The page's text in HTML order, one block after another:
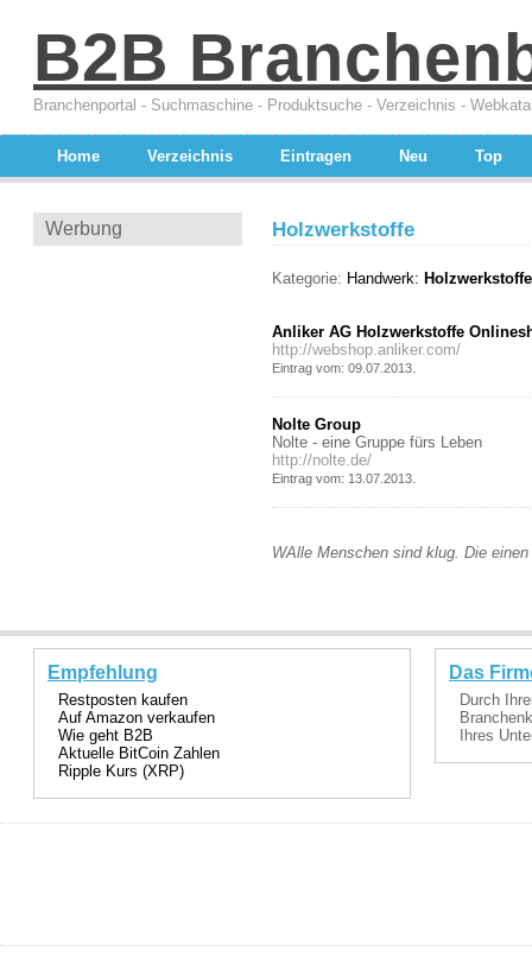
B2B
Branchenportal - Suchmaschine - Produktsuche - Verzeichnis -
Home Verzeichnis Eintragen Neu Top
Werbung Holzwerkstoffe
Kategorie: Handwerk:
Anliker AG Holzwerkstoffe
http://webshop.anliker.com/
Eintrag vom: 09.07.2013.
Nolte Group
Nolte - eine Gruppe fürs Leben
http://nolte.de/
Eintrag vom: 13.07.2013.
WAlle Menschen sind klug. Die
Empfehlung
Restposten kaufen
Auf Amazon verkaufen
Wie geht B2B
Aktuelle BitCoin Zahlen
Ripple Kurs (XRP)
Das
Durch
Ihres